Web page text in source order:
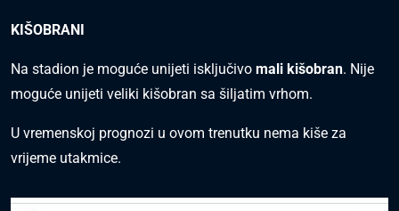
KIŠOBRANI
Na stadion je moguće unijeti isključivo mali kišobran. Nije
moguće unijeti veliki kišobran sa šiljatim vrhom.
U vremenskoj prognozi u ovom trenutku nema kiše za
vrijeme utakmice.